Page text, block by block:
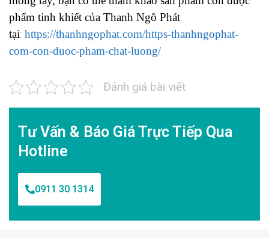
phẩm tinh khiết của Thanh Ngô Phát
tại: https://thanhngophat.com/https-thanhngophat-
com-con-duoc-pham-chat-luong/
Đánh giá bài viết
Tư Vấn & Báo Giá Trực Tiếp Qua
Hotline
0911 30 1314